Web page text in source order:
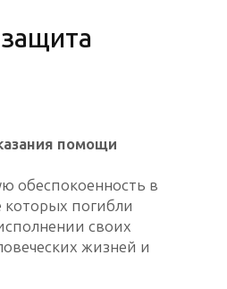
помощи
обеспокоенность в
которых погибли
своих
жизней и